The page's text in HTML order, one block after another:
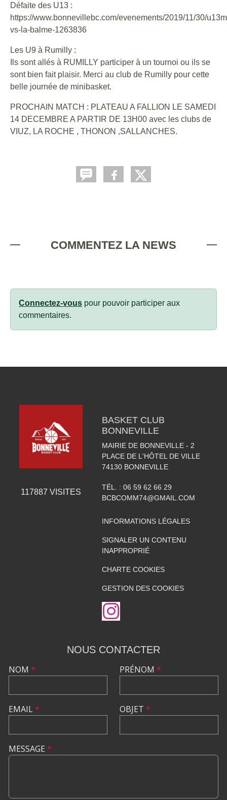
Défaite des U13 :
https://www.bonnevillebc.com/evenements/2019/11/30/
vs-la-balme-1263836
Les U9 à Rumilly :
Ils sont allés à RUMILLY participer à un tournoi ou ils se
sont bien fait plaisir. Merci au club de Rumilly pour cette
belle journée de minibasket.
PROCHAIN MATCH : PLATEAU A FALLION LE SAMEDI
14 DECEMBRE A PARTIR DE 13H00 avec les clubs de
VIUZ, LA ROCHE , THONON ,SALLANCHES.
COMMENTEZ LA NEWS
Connectez-vous pour pouvoir participer aux
commentaires.
117887 VISITES
BASKET CLUB
BONNEVILLE
MAIRIE DE BONNEVILLE - 2
PLACE DE L'HÔTEL DE VILLE
74130 BONNEVILLE
TÉL. : 06 59 62 66 29
BCBCOMM74@GMAIL.COM
INFORMATIONS LÉGALES
SIGNALER UN CONTENU
INAPPROPRIÉ
CHARTE COOKIES
GESTION DES COOKIES
NOUS CONTACTER
NOM *
EMAIL*
PRÉNOM *
OBJET *
MESSAGE *